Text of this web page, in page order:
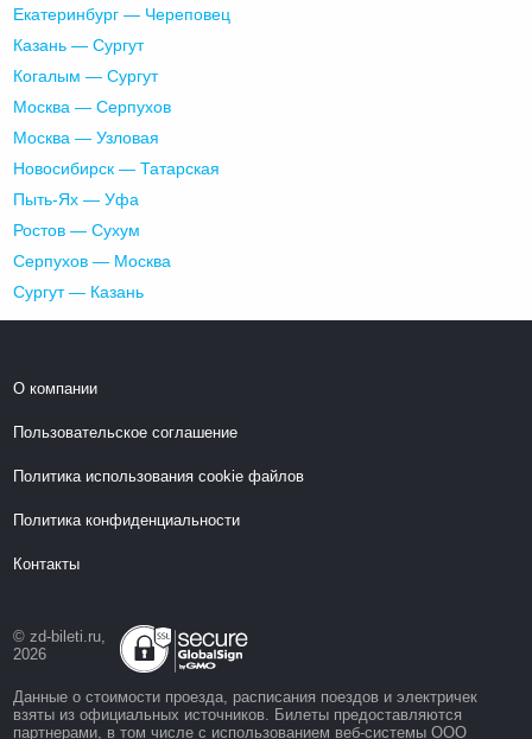
Екатеринбург — Череповец
Казань — Сургут
Когалым — Сургут
Москва — Серпухов
Москва — Узловая
Новосибирск — Татарская
Пыть-Ях — Уфа
Ростов — Сухум
Серпухов — Москва
Сургут — Казань
О компании
Пользовательское соглашение
Политика использования cookie файлов
Политика конфиденциальности
Контакты
© zd-bileti.ru,
2026
Данные о стоимости проезда, расписания поездов и электричек
взяты из официальных источников. Билеты предоставляются
партнерами, в том числе с использованием веб-системы ООО